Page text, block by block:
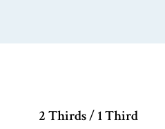
2 Thirds / 1 Third